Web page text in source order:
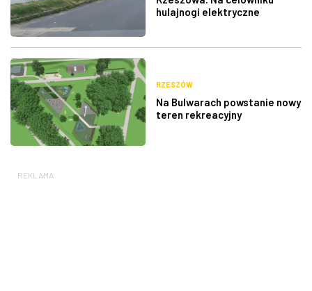
hulajnogi elektryczne
RZESZÓW
Na Bulwarach powstanie nowy
teren rekreacyjny
REKLAMA